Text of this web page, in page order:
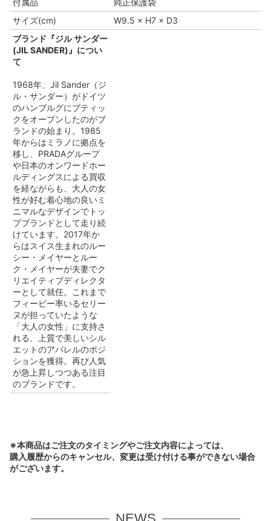
付属品
純正保護袋
サイズ(cm)
W9.5 × H7 × D3
ブランド『ジル サンダー
(JIL SANDER)』につい
て
1968年、Jil Sander（ジ
ル・サンダー）がドイツ
のハンブルグにブティッ
クをオープンしたのがブ
ランドの始まり。1985
年からはミラノに拠点を
移し、PRADAグループ
や日本のオンワードホー
ルディングスによる買収
を経ながらも、大人の女
性が好む着心地の良いミ
ニマルなデザインでトッ
プブランドとして走り続
けています。2017年か
らはスイス生まれのルー
シー・メイヤーとルー
ク・メイヤーが夫妻でク
リエイティブディレクタ
ーとして就任。これまで
フィービー率いるセリー
ヌが担っていたような
「大人の女性」に支持さ
れる、上質で美しいシル
エットのアパレルのポジ
ションを獲得。再び人気
が急上昇しつつある注目
のブランドです。
※本商品はご注文のタイミングやご注文内容によっては、
購入履歴からのキャンセル、変更は受け付ける事ができない場合
がございます。